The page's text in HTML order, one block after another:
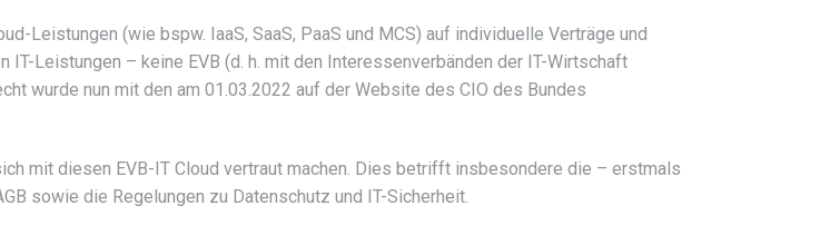
Leistungen (wie bspw. IaaS, SaaS, PaaS und MCS) auf individuelle Verträge und
Leistungen – keine EVB (d. h. mit den Interessenverbänden der IT-Wirtschaft
wurde nun mit den am 01.03.2022 auf der Website des CIO des Bundes
mit diesen EVB-IT Cloud vertraut machen. Dies betrifft insbesondere die – erstmals
sowie die Regelungen zu Datenschutz und IT-Sicherheit.